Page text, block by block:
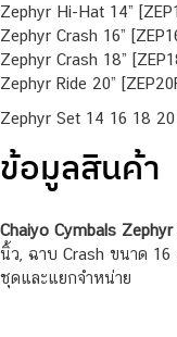
Zephyr Hi-Hat 14”
Zephyr Crash 16”
Zephyr Crash 18”
Zephyr Ride 20”
Zephyr Set 14 16 18
ข้อมูลสินค้า
Chaiyo Cymbals Zephyr
นิ้ว, ฉาบ Crash ขนาด
ชุดและแยกจำหน่าย